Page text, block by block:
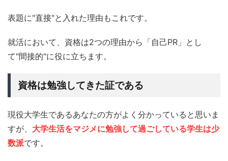
表題に"直接"と入れた理由もこれです。
就活において、資格は2つの理由から「自己PR」とし
て"間接的"に役に立ちます。
資格は勉強してきた証である
現役大学生であるあなたの方がよく分かっていると思いま
すが、 大学生活をマジメに勉強して過ごしている学生は少
数派です。